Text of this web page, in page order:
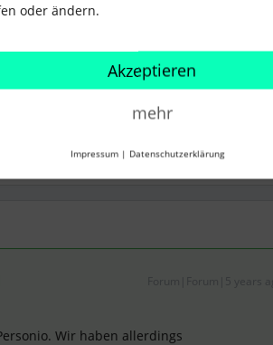
Wir haben allerdings
oder ändern.
Akzeptieren
mehr
Impressum | Datenschutzerklärung